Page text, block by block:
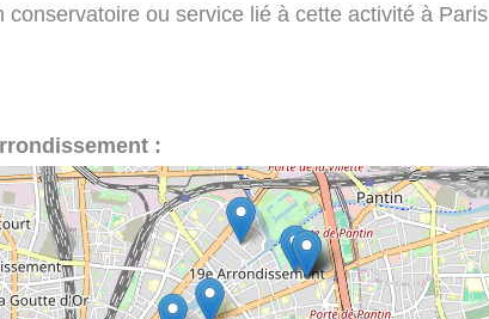
ou service lié à cette activité à Paris
: